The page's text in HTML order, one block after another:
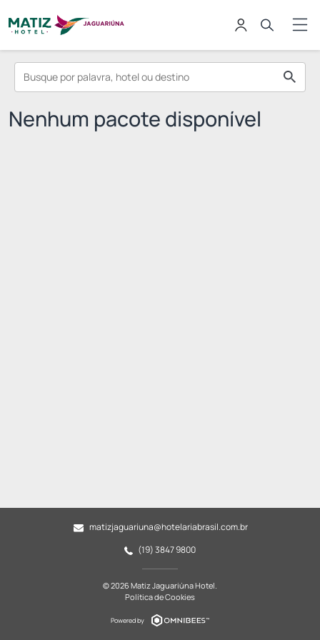
Nenhum pacote disponível
matizjaguariuna@hotelariabrasil.com.br
(19) 3847 9800
© 2026 Matiz Jaguariúna Hotel.
Política de Cookies
Powered by